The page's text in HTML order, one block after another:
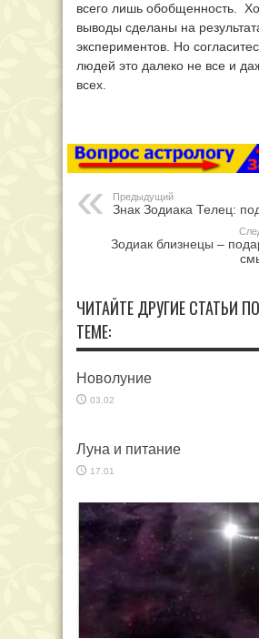
всего лишь обобщенность.
выводы сделаны на
экспериментов. Но
людей это далеко не все и
всех.
Предыдущий
Знак Зодиака Телец:
Зодиак близнецы –
ЧИТАЙТЕ ДРУГИЕ СТАТЬИ
ТЕМЕ:
Новолуние
03.02
Луна и питание
17.01